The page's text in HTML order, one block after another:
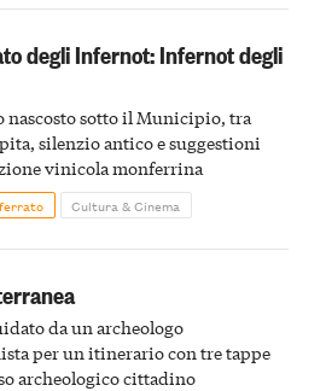
degli Infernot: Infernot degli
nascosto sotto il Municipio, tra
silenzio antico e suggestioni
vinicola monferrina
Cultura & Cinema
da un archeologo
per un itinerario con tre tappe
archeologico cittadino